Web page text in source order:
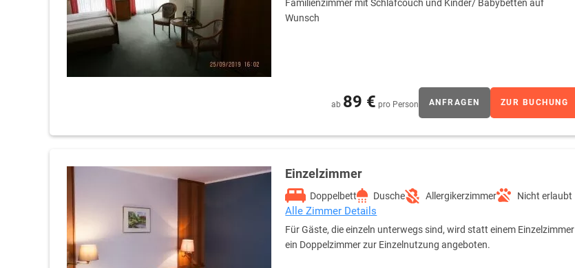
Familienzimmer mit Schlafcouch und Kinder/ Babybetten auf
Wunsch
ab 89 € pro Person ANFRAGEN ZUR BUCHUNG
Einzelzimmer
Doppelbett Dusche Allergikerzimmer Nicht erlaubt
Alle Zimmer Details
Für Gäste, die einzeln unterwegs sind, wird statt einem Einzelzimmer
ein Doppelzimmer zur Einzelnutzung angeboten.